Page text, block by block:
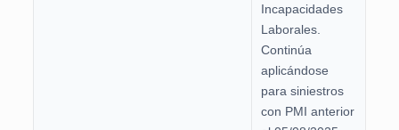
Incapacidades
Laborales.
Continúa
aplicándose
para siniestros
con PMI anterior